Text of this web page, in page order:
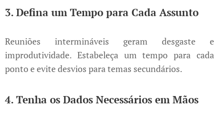
3. Defina um Tempo para Cada Assunto
Reuniões intermináveis geram desgaste e
improdutividade. Estabeleça um tempo para cada
ponto e evite desvios para temas secundários.
4. Tenha os Dados Necessários em Mãos